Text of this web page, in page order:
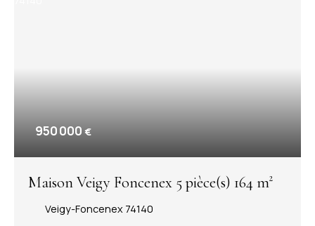
950 000 €
Maison Veigy Foncenex 5 pièce(s) 164 m²
Veigy-Foncenex 74140